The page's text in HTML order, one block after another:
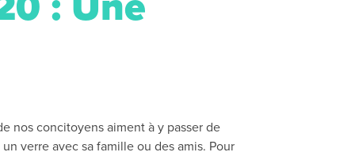
nos concitoyens aiment à y passer de
verre avec sa famille ou des amis. Pour